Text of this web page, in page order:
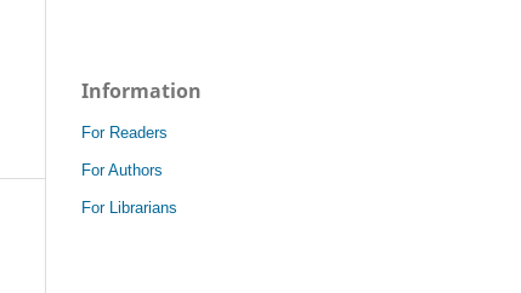
Information
For Readers
For Authors
For Librarians